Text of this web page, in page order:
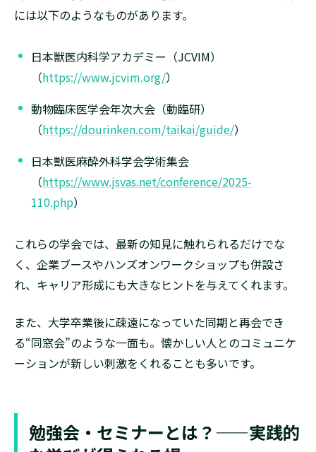
には以下のようなものがあります。
日本獣医内科学アカデミー（JCVIM）
（https://www.jcvim.org/）
動物臨床医学会年次大会（動臨研）
（https://dourinken.com/taikai/guide/）
日本獣医麻酔外科学会学術集会
（https://www.jsvas.net/conference/2025-
110.php）
これらの学会では、最新の知見に触れられるだけでな
く、企業ブースやハンズオンワークショップも併設さ
れ、キャリア形成にも大きなヒントを与えてくれます。
また、大学卒業後に疎遠になっていた同期と再会でき
る“同窓会”のような一面も。懐かしい人とのコミュニケ
ーションが新しい刺激をくれることも多いです。
勉強会・セミナーとは？——実践的